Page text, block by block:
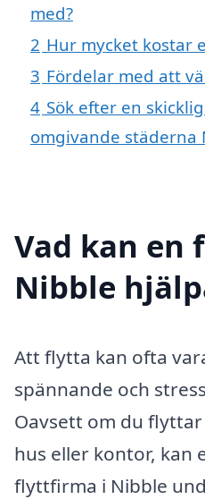
med?
2 Hur mycket kostar
3 Fördelar med att
4 Sök efter en
omgivande städerna
Vad kan
Nibble
Att flytta kan ofta
spännande och
Oavsett om du
hus eller kontor, kan
flyttfirma i Nibble